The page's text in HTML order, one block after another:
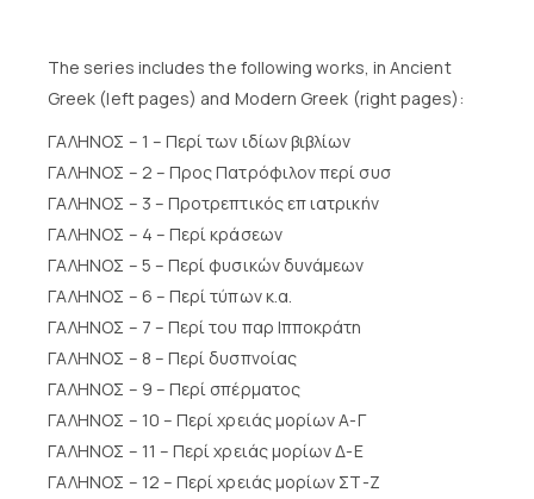
The series includes the following works, in Ancient
Greek (left pages) and Modern Greek (right pages):
ΓΑΛΗΝΟΣ – 1 – Περί των ιδίων βιβλίων
ΓΑΛΗΝΟΣ – 2 – Προς Πατρόφιλον περί συσ
ΓΑΛΗΝΟΣ – 3 – Προτρεπτικός επ ιατρικήν
ΓΑΛΗΝΟΣ – 4 – Περί κράσεων
ΓΑΛΗΝΟΣ – 5 – Περί φυσικών δυνάμεων
ΓΑΛΗΝΟΣ – 6 – Περί τύπων κ.α.
ΓΑΛΗΝΟΣ – 7 – Περί του παρ Ιπποκράτη
ΓΑΛΗΝΟΣ – 8 – Περί δυσπνοίας
ΓΑΛΗΝΟΣ – 9 – Περί σπέρματος
ΓΑΛΗΝΟΣ – 10 – Περί χρειάς μορίων Α-Γ
ΓΑΛΗΝΟΣ – 11 – Περί χρειάς μορίων Δ-Ε
ΓΑΛΗΝΟΣ – 12 – Περί χρειάς μορίων ΣΤ-Ζ